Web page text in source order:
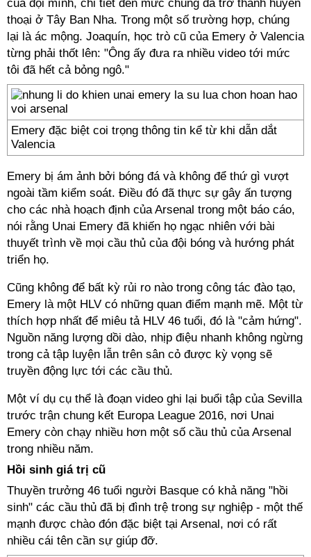
của đội mình, chi tiết đến mức chúng đã trở thành huyền
thoại ở Tây Ban Nha. Trong một số trường hợp, chúng
lại là ác mộng. Joaquín, học trò cũ của Emery ở Valencia
từng phải thốt lên: "Ông ấy đưa ra nhiều video tới mức
tôi đã hết cả bỏng ngô."
Emery đặc biệt coi trọng thông tin kể từ khi dẫn dắt
Valencia
Emery bị ám ảnh bởi bóng đá và không để thứ gì vượt
ngoài tầm kiểm soát. Điều đó đã thực sự gây ấn tượng
cho các nhà hoạch định của Arsenal trong một báo cáo,
nói rằng Unai Emery đã khiến họ ngạc nhiên với bài
thuyết trình về mọi cầu thủ của đội bóng và hướng phát
triển họ.
Cũng không để bất kỳ rủi ro nào trong công tác đào tạo,
Emery là một HLV có những quan điểm ​​mạnh mẽ. Một từ
thích hợp nhất để miêu tả HLV 46 tuổi, đó là "cảm hứng".
Nguồn năng lượng dồi dào, nhịp điệu nhanh không ngừng
trong cả tập luyện lẫn trên sân cỏ được kỳ vọng sẽ
truyền động lực tới các cầu thủ.
Một ví dụ cụ thể là đoạn video ghi lại buổi tập của Sevilla
trước trận chung kết Europa League 2016, nơi Unai
Emery còn chạy nhiều hơn một số cầu thủ của Arsenal
trong nhiều năm.
Hồi sinh giá trị cũ
Thuyền trưởng 46 tuổi người Basque có khả năng "hồi
sinh" các cầu thủ đã bị đình trệ trong sự nghiệp - một thế
mạnh được chào đón đặc biệt tại Arsenal, nơi có rất
nhiều cái tên cần sự giúp đỡ.